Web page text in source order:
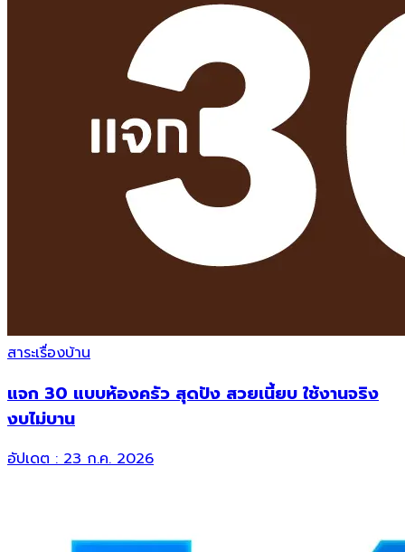
สาระเรื่องบ้าน
แจก 30 แบบห้องครัว สุดปัง สวยเนี้ยบ ใช้งานจริง
งบไม่บาน
อัปเดต :23 ก.ค. 2026